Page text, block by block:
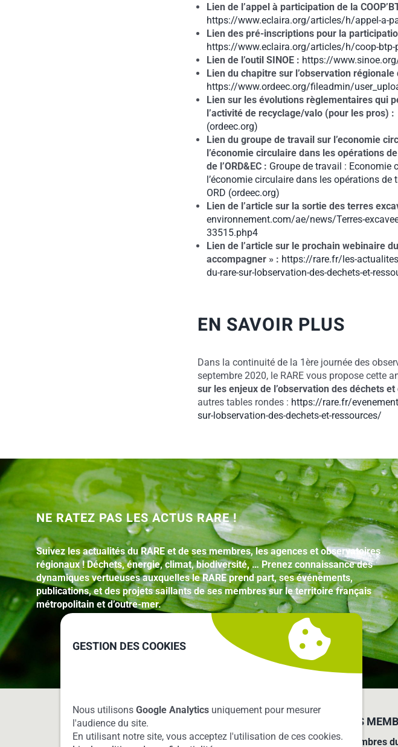
Lien de l’appel à participation de la
https://www.eclaira.org/articles/h/appel-a-
Lien des pré-inscriptions pour la
https://www.eclaira.org/articles/h/coop-btp-
Lien de l’outil SINOE : https://
Lien du chapitre sur l’observation régionale
https://www.ordeec.org/fileadmin/
Lien sur les évolutions règlementaires qui
l’activité de recyclage/valo (pour les pros) :
(ordeec.org)
Lien du groupe de travail sur l’economie
l’économie circulaire dans les opérations
de l’ORD&EC : Groupe de travail : Economie
l’économie circulaire dans les opérations
ORD (ordeec.org)
Lien de l’article sur la sortie des terres
environnement.com/ae/news/Terres-
33515.php4
Lien de l’article sur le prochain webinaire
accompagner » : https://rare.fr/les-
du-rare-sur-lobservation-des-dechets-et-
EN SAVOIR PLUS
Dans la continuité de la 1ère journée des
septembre 2020, le RARE vous propose cette
sur les enjeux de l’observation des déchets
autres tables rondes : https://rare.fr/
sur-lobservation-des-dechets-et-ressources/
NE RATEZ PAS LES ACTUS RARE !
Suivez les actualités du RARE et de ses membres, les agences et observatoires
régionaux ! Déchets, énergie, climat, biodiversité, … Prenez connaissance des
dynamiques vertueuses auxquelles le RARE prend part, ses événements,
publications, et des projets saillants de ses membres sur le territoire français
métropolitain et d’outre-mer.
Mission
LES
Membres
GESTION DES COOKIES
Nous utilisons Google Analytics uniquement pour mesurer
l'audience du site.
En utilisant notre site, vous acceptez l'utilisation de ces cookies.